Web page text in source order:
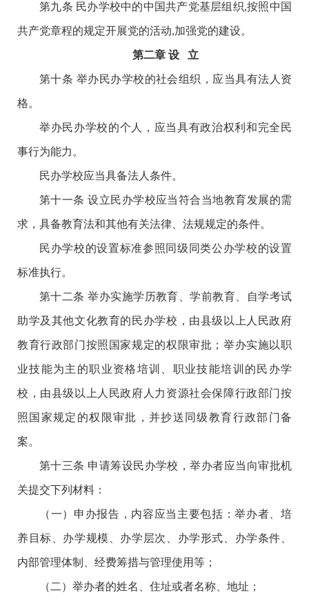
第九条 民办学校中的中国共产党基层组织,按照中国
共产党章程的规定开展党的活动,加强党的建设。
第二章 设 立
第十条 举办民办学校的社会组织，应当具有法人资
格。
举办民办学校的个人，应当具有政治权利和完全民
事行为能力。
民办学校应当具备法人条件。
第十一条 设立民办学校应当符合当地教育发展的需
求，具备教育法和其他有关法律、法规规定的条件。
民办学校的设置标准参照同级同类公办学校的设置
标准执行。
第十二条 举办实施学历教育、学前教育、自学考试
助学及其他文化教育的民办学校，由县级以上人民政府
教育行政部门按照国家规定的权限审批；举办实施以职
业技能为主的职业资格培训、职业技能培训的民办学
校，由县级以上人民政府人力资源社会保障行政部门按
照国家规定的权限审批，并抄送同级教育行政部门备
案。
第十三条 申请筹设民办学校，举办者应当向审批机
关提交下列材料：
（一）申办报告，内容应当主要包括：举办者、培
养目标、办学规模、办学层次、办学形式、办学条件、
内部管理体制、经费筹措与管理使用等；
（二）举办者的姓名、住址或者名称、地址；